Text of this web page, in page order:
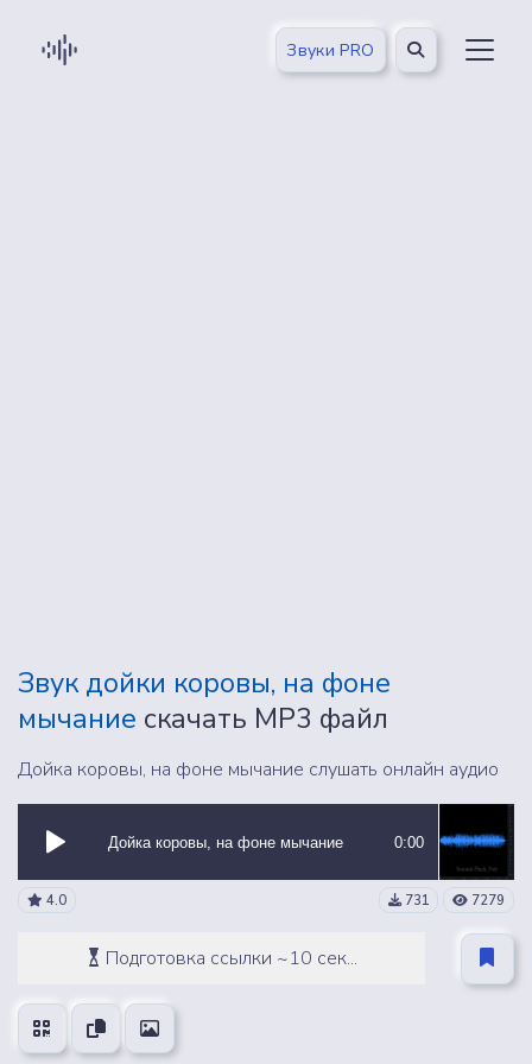
Звуки PRO
Звук дойки коровы, на фоне
мычание скачать MP3 файл
Дойка коровы, на фоне мычание слушать онлайн аудио
Дойка коровы, на фоне мычание 0:00
4.0 731 7279
Подготовка ссылки ~10 сек...